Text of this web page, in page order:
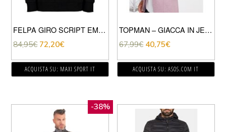
FELPA GIRO SCRIPT EMBROIDERY
84,95€ 72,20€
ACQUISTA SU: MAXI SPORT IT
TOPMAN – GIACCA IN JERSEY BORDEAUX SLAVATO-ROSSO
67,99€ 40,75€
ACQUISTA SU: ASOS.COM IT
-38%